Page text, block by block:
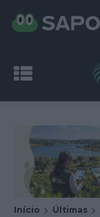
Início Últimas